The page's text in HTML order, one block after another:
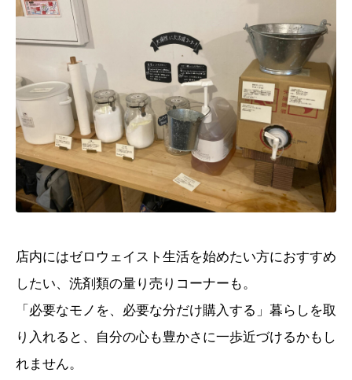
店内にはゼロウェイスト生活を始めたい方におすすめ
したい、洗剤類の量り売りコーナーも。
「必要なモノを、必要な分だけ購入する」暮らしを取
り入れると、自分の心も豊かさに一歩近づけるかもし
れません。